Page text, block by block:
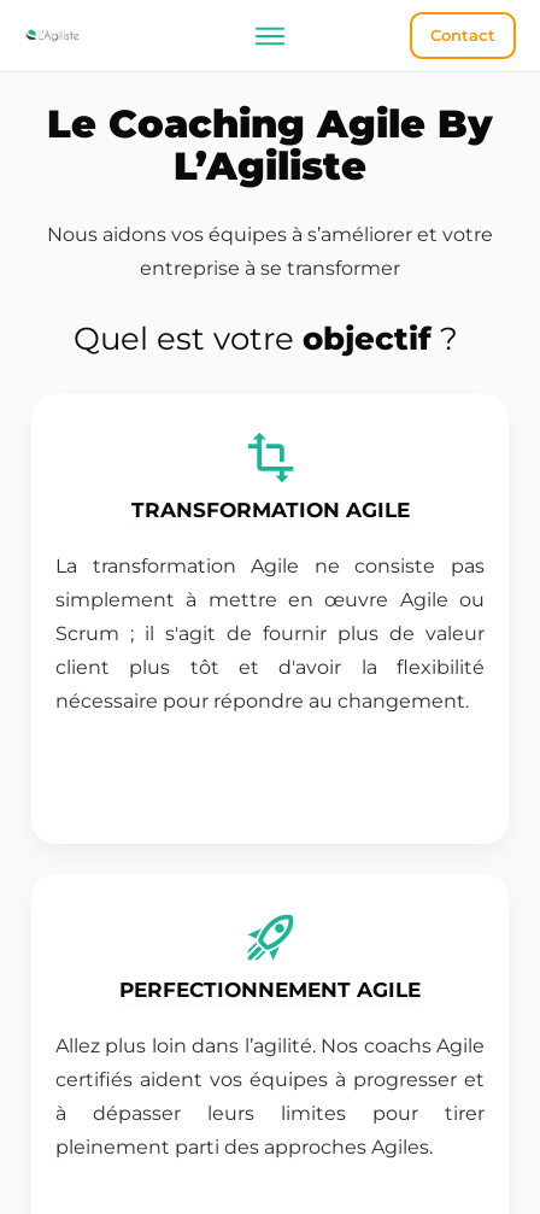
Contact
Le Coaching Agile By
L’Agiliste
Nous aidons vos équipes à s’améliorer et votre
entreprise à se transformer
Quel est votre objectif?
TRANSFORMATION AGILE
La transformation Agile ne consiste pas
simplement à mettre en œuvre Agile ou
Scrum ; il s'agit de fournir plus de valeur
client plus tôt et d'avoir la flexibilité
nécessaire pour répondre au changement.
PERFECTIONNEMENT AGILE
Allez plus loin dans l’agilité. Nos coachs Agile
certifiés aident vos équipes à progresser et
à dépasser leurs limites pour tirer
pleinement parti des approches Agiles.